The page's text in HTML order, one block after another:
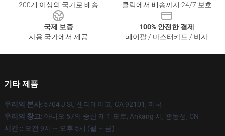
200개 이상의 국가로 배송
클릭에서 배송까지 24/7 보호
국제 보증
사용 국가에서 제공
100% 안전한 결제
페이팔 / 마스터카드 / 비자
기타 제품
우리의 본사: 5704 J St, 샌디에이고, CA 92101, 미국
우리의 창고: 아니오 57의 중산 제 1 도로, Ankang 시, 광동성, CN
시간 :: 오전 9시 ~ 오후 5시 (월 ~ 금)